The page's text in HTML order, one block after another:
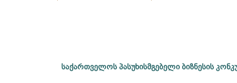
საქართველოს პასუხისმგებელი ბიზნესის